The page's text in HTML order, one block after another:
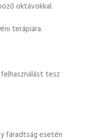
oktávokkal.
terápiára.
tesz
fáradtság esetén